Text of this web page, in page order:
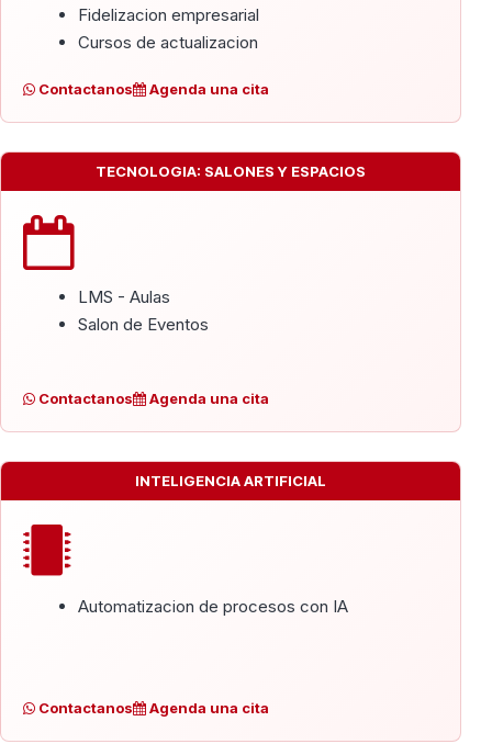
Fidelizacion empresarial
Cursos de actualizacion
Contactanos Agenda una cita
TECNOLOGIA: SALONES Y ESPACIOS
LMS - Aulas
Salon de Eventos
Contactanos Agenda una cita
INTELIGENCIA ARTIFICIAL
Automatizacion de procesos con IA
Contactanos Agenda una cita